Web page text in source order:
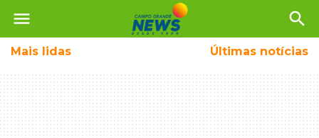
menu search
Mais lidas Últimas notícias